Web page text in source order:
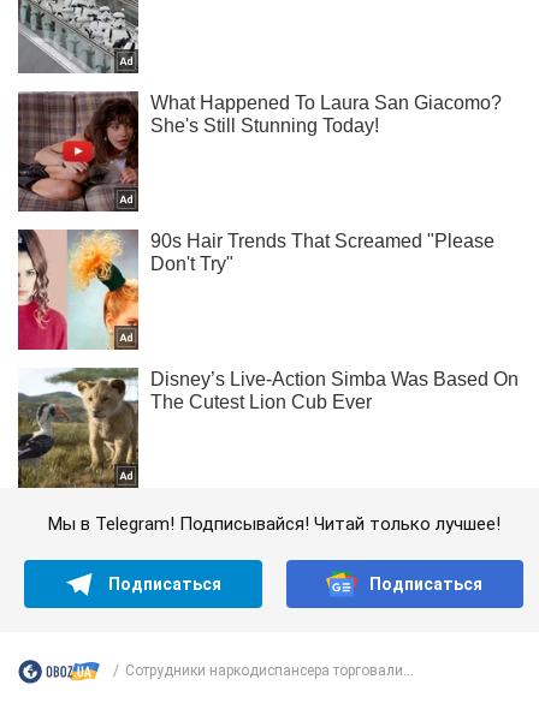
Мы в Telegram! Подписывайся! Читай только лучшее!
Подписаться Подписаться
Сотрудники наркодиспансера торговали...